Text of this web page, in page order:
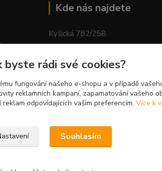
Kde nás najdete
Kyšická 782/25B
byste rádi své cookies?
fungování našeho e-shopu a v případě
reklamních kampaní, zapamatování vašeho
odpovídajících vašim preferencím. Více k
Souhlasím